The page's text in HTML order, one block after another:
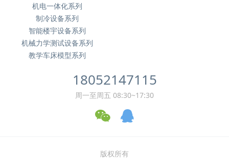
机电一体化系列
制冷设备系列
智能楼宇设备系列
机械力学测试设备系列
教学车床模型系列
18052147115
周一至周五 08:30~17:30
版权所有